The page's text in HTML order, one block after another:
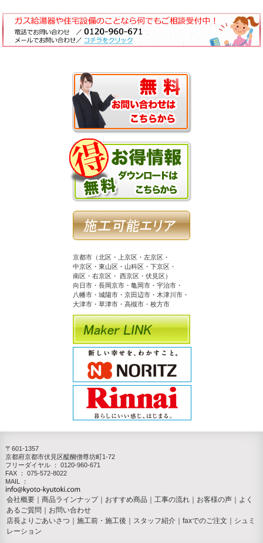
京都市（北区・上京区・左京区・
中京区・東山区・山科区・下京区・
南区・右京区・ 西京区・伏見区）
向日市・長岡京市・亀岡市・宇治市・
八幡市・城陽市・京田辺市・木津川市・
大津市・草津市・高槻市・枚方市
〒601-1357
京都府京都市伏見区醍醐僧尊坊町1-72
フリーダイヤル ： 0120-960-671
FAX ： 075-572-8022
MAIL ：
会社概要 ｜商品ラインナップ｜ おすすめ商品 ｜工事の流れ お客様の声
よく
あるご質問
お問い合わせ
店長よりごあいさつ ｜施工前・施工後 スタッフ紹介 ｜faxでのご注文
シュミ
レーション